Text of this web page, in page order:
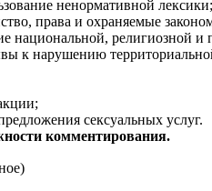
ненормативной лексики;
права и охраняемые
национальной, религиозной и
к нарушению
сексуальных услуг.
комментирования.